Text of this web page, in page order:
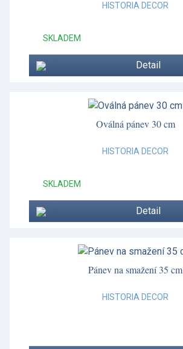
HISTORIA DECOR
SKLADEM
Detail
Oválná pánev 30 cm
HISTORIA DECOR
SKLADEM
Detail
Pánev na smažení 35 cm
HISTORIA DECOR